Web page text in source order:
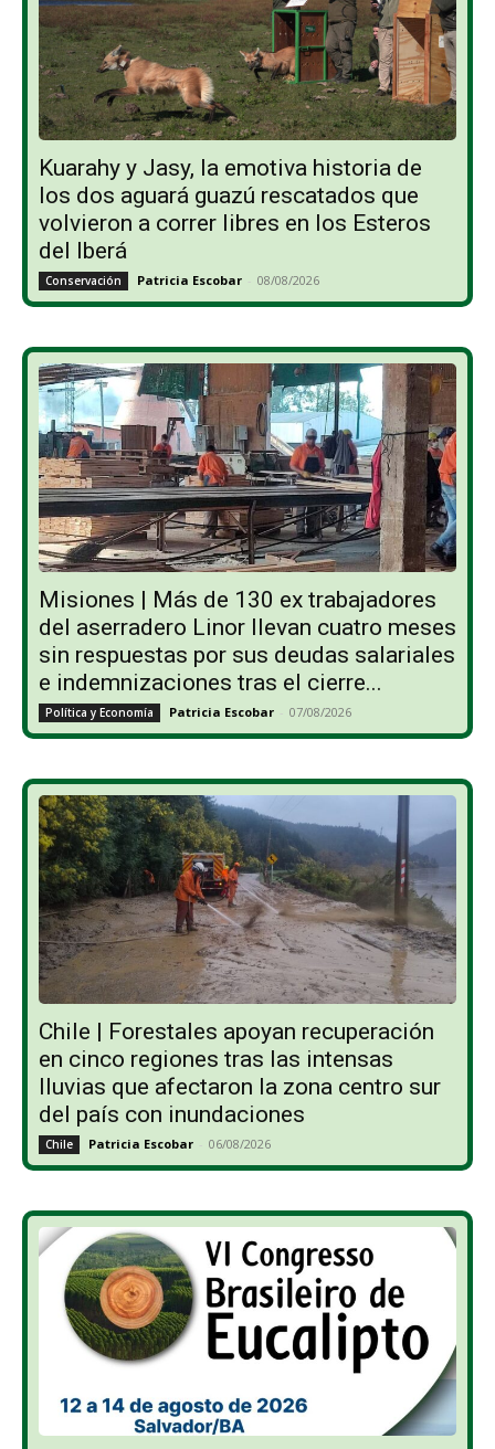
Kuarahy y Jasy, la emotiva historia de
los dos aguará guazú rescatados que
volvieron a correr libres en los Esteros
del Iberá
Conservación Patricia Escobar - 08/08/2026
Misiones | Más de 130 ex trabajadores
del aserradero Linor llevan cuatro meses
sin respuestas por sus deudas salariales
e indemnizaciones tras el cierre...
Política y Economía Patricia Escobar - 07/08/2026
Chile | Forestales apoyan recuperación
en cinco regiones tras las intensas
lluvias que afectaron la zona centro sur
del país con inundaciones
Chile Patricia Escobar - 06/08/2026